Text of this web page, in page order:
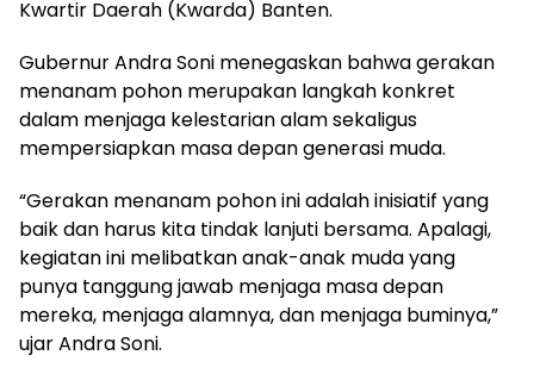
Kwartir Daerah (Kwarda) Banten.
​Gubernur Andra Soni menegaskan bahwa gerakan
menanam pohon merupakan langkah konkret
dalam menjaga kelestarian alam sekaligus
mempersiapkan masa depan generasi muda.
​“Gerakan menanam pohon ini adalah inisiatif yang
baik dan harus kita tindak lanjuti bersama. Apalagi,
kegiatan ini melibatkan anak-anak muda yang
punya tanggung jawab menjaga masa depan
mereka, menjaga alamnya, dan menjaga buminya,”
ujar Andra Soni.